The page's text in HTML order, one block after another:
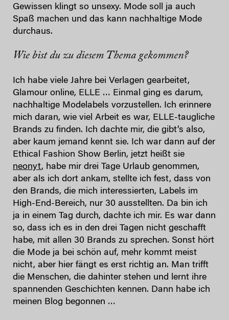
Gewissen klingt so unsexy. Mode soll ja auch
Spaß machen und das kann nachhaltige Mode
durchaus.
Wie bist du zu diesem Thema gekommen?
Ich habe viele Jahre bei Verlagen gearbeitet,
Glamour online, ELLE … Einmal ging es darum,
nachhaltige Modelabels vorzustellen. Ich erinnere
mich daran, wie viel Arbeit es war, ELLE-taugliche
Brands zu finden. Ich dachte mir, die gibt’s also,
aber kaum jemand kennt sie. Ich war dann auf der
Ethical Fashion Show Berlin, jetzt heißt sie
neonyt, habe mir drei Tage Urlaub genommen,
aber als ich dort ankam, stellte ich fest, dass von
den Brands, die mich interessierten, Labels im
High-End-Bereich, nur 30 ausstellten. Da bin ich
ja in einem Tag durch, dachte ich mir. Es war dann
so, dass ich es in den drei Tagen nicht geschafft
habe, mit allen 30 Brands zu sprechen. Sonst hört
die Mode ja bei schön auf, mehr kommt meist
nicht, aber hier fängt es erst richtig an. Man trifft
die Menschen, die dahinter stehen und lernt ihre
spannenden Geschichten kennen. Dann habe ich
meinen Blog begonnen …